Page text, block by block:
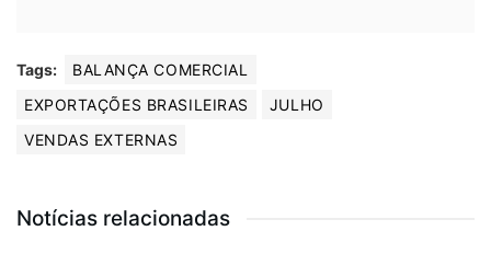
Tags:
BALANÇA COMERCIAL
EXPORTAÇÕES BRASILEIRAS
JULHO
VENDAS EXTERNAS
Notícias relacionadas